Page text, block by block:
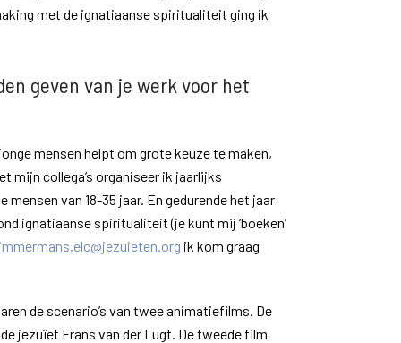
met de ignatiaanse spiritualiteit ging ik
geven van je werk voor het
mensen helpt om grote keuze te maken,
mijn collega’s organiseer ik jaarlijks
van 18-35 jaar. En gedurende het jaar
ignatiaanse spiritualiteit (je kunt mij ‘boeken’
ik kom graag
de scenario’s van twee animatiefilms. De
jezuïet Frans van der Lugt. De tweede film